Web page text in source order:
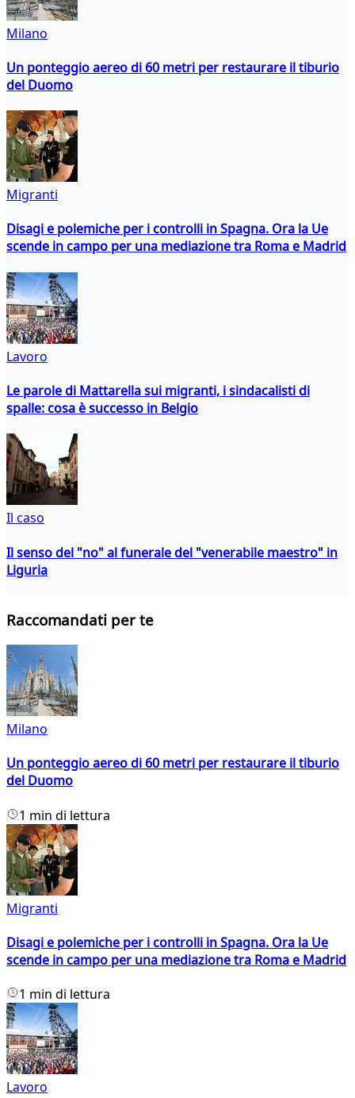
Milano
Un ponteggio aereo di 60 metri per restaurare il tiburio
del Duomo
Migranti
Disagi e polemiche per i controlli in Spagna. Ora la Ue
scende in campo per una mediazione tra Roma e Madrid
Lavoro
Le parole di Mattarella sui migranti, i sindacalisti di
spalle: cosa è successo in Belgio
Il caso
Il senso del "no" al funerale del "venerabile maestro" in
Liguria
Raccomandati per te
Milano
Un ponteggio aereo di 60 metri per restaurare il tiburio
del Duomo
1 min di lettura
Migranti
Disagi e polemiche per i controlli in Spagna. Ora la Ue
scende in campo per una mediazione tra Roma e Madrid
1 min di lettura
Lavoro